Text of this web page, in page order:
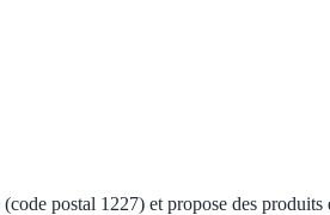
postal 1227) et propose des